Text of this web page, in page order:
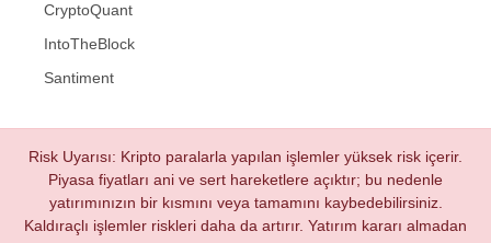
CryptoQuant
IntoTheBlock
Santiment
Risk Uyarısı: Kripto paralarla yapılan işlemler yüksek risk içerir.
Piyasa fiyatları ani ve sert hareketlere açıktır; bu nedenle
yatırımınızın bir kısmını veya tamamını kaybedebilirsiniz.
Kaldıraçlı işlemler riskleri daha da artırır. Yatırım kararı almadan